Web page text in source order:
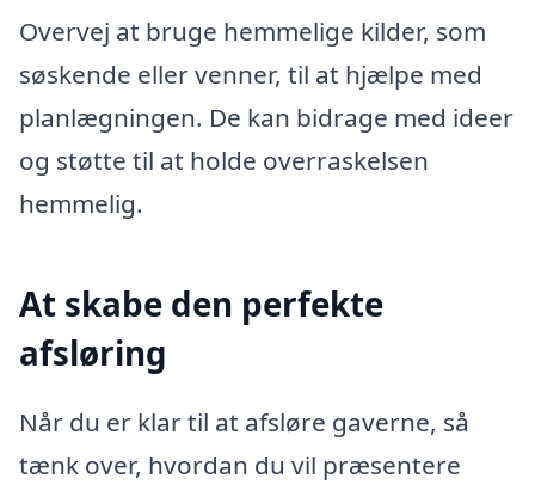
Overvej at bruge hemmelige kilder, som
søskende eller venner, til at hjælpe med
planlægningen. De kan bidrage med ideer
og støtte til at holde overraskelsen
hemmelig.
At skabe den perfekte
afsløring
Når du er klar til at afsløre gaverne, så
tænk over, hvordan du vil præsentere